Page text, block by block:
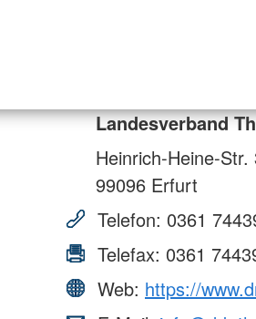
Landesverband
Heinrich-Heine-Str.
99096 Erfurt
Telefon: 0361
Telefax: 0361
Web: https://